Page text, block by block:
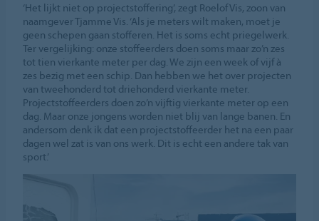
‘Het lijkt niet op projectstoffering’, zegt Roelof Vis, zoon van
naamgever Tjamme Vis. ‘Als je meters wilt maken, moet je
geen schepen gaan stofferen. Het is soms echt priegelwerk.
Ter vergelijking: onze stoffeerders doen soms maar zo’n zes
tot tien vierkante meter per dag. We zijn een week of vijf à
zes bezig met een schip. Dan hebben we het over projecten
van tweehonderd tot driehonderd vierkante meter.
Projectstoffeerders doen zo’n vijftig vierkante meter op een
dag. Maar onze jongens worden niet blij van lange banen. En
andersom denk ik dat een projectstoffeerder het na een paar
dagen wel zat is van ons werk. Dit is echt een andere tak van
sport.’